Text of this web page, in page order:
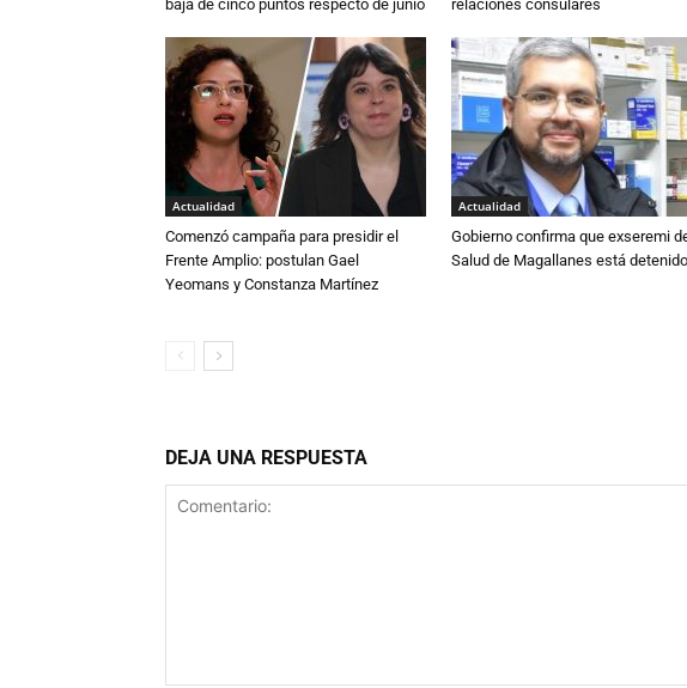
baja de cinco puntos respecto de junio
relaciones consulares
Actualidad
Comenzó campaña para presidir el
Frente Amplio: postulan Gael
Yeomans y Constanza Martínez
Actualidad
Gobierno confirma que exseremi
Salud de Magallanes está detenido
DEJA UNA RESPUESTA